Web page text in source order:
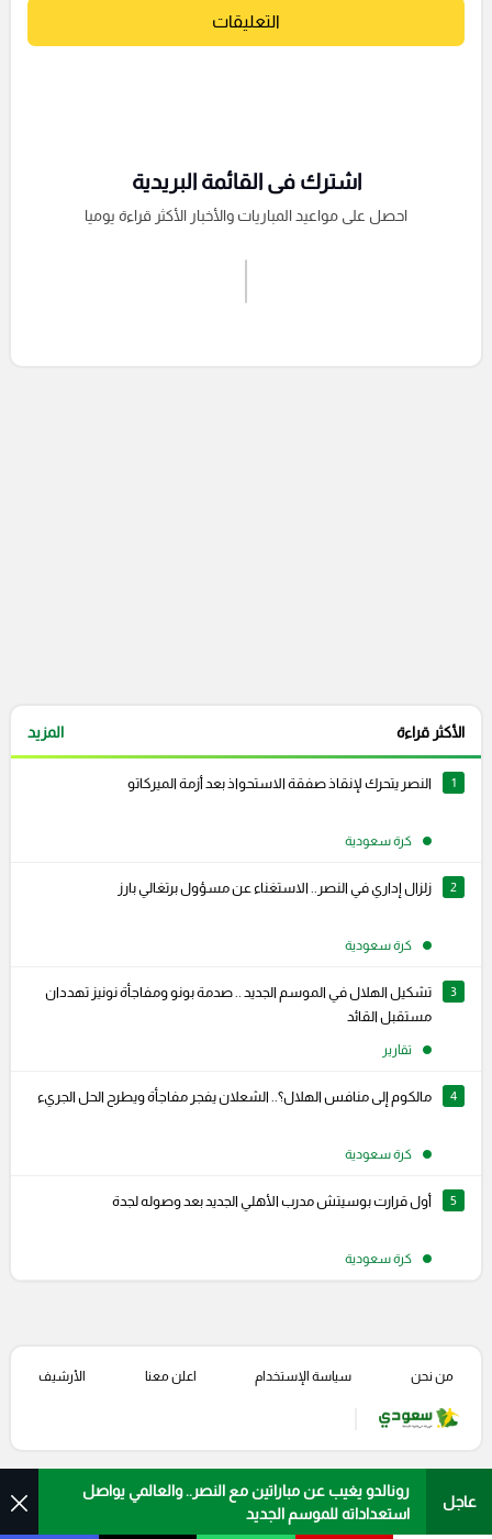
التعليقات
اشترك فى القائمة البريدية
احصل على مواعيد المباريات والأخبار الأكثر قراءة يوميا
الأكثر قراءة المزيد
1 النصر يتحرك لإنقاذ صفقة الاستحواذ بعد أزمة الميركاتو
كرة سعودية
2 زلزال إداري في النصر.. الاستغناء عن مسؤول برتغالي بارز
كرة سعودية
3
تشكيل الهلال في الموسم الجديد .. صدمة بونو ومفاجأة نونيز تهددان
مستقبل القائد
تقارير
4 مالكوم إلى منافس الهلال؟.. الشعلان يفجر مفاجأة ويطرح الحل الجريء
كرة سعودية
5 أول قرارت بوسيتش مدرب الأهلي الجديد بعد وصوله لجدة
كرة سعودية
عاجل
رونالدو يغيب عن مباراتين مع النصر.. والعالمي يواصل
استعداداته للموسم الجديد
من نحن سياسة الإستخدام اعلن معنا الأرشيف